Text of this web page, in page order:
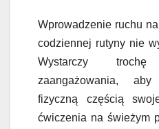
Wprowadzenie ruchu
codziennej rutyny nie
Wystarczy
zaangażowania,
fizyczną częścią
ćwiczenia na świeżym